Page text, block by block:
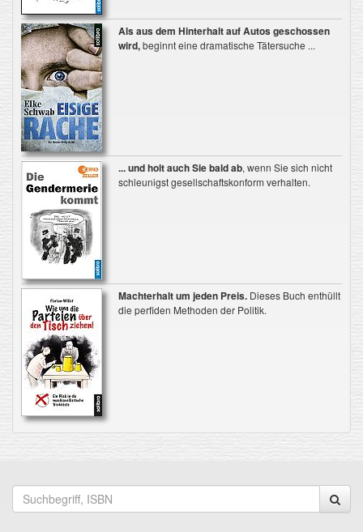
Als aus dem Hinterhalt auf Autos geschossen
wird,beginnt eine dramatische Tätersuche ...
... und holt auch Sie bald ab, wenn Sie sich nicht
schleunigst gesellschaftskonform verhalten.
Machterhalt um jeden Preis.Dieses Buch enthüllt
die perfiden Methoden der Politik.